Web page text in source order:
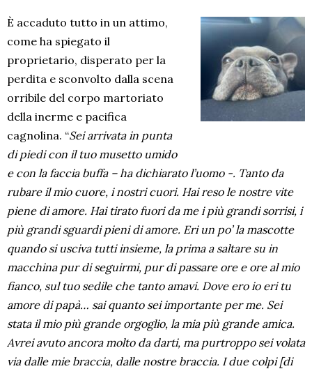
È accaduto tutto in un attimo,
come ha spiegato il
proprietario, disperato per la
perdita e sconvolto dalla scena
orribile del corpo martoriato
della inerme e pacifica
cagnolina. “Sei arrivata in punta
di piedi con il tuo musetto umido
e con la faccia buffa – ha dichiarato l’uomo -. Tanto da
rubare il mio cuore, i nostri cuori. Hai reso le nostre vite
piene di amore. Hai tirato fuori da me i più grandi sorrisi, i
più grandi sguardi pieni di amore. Eri un po’ la mascotte
quando si usciva tutti insieme, la prima a saltare su in
macchina pur di seguirmi, pur di passare ore e ore al mio
fianco, sul tuo sedile che tanto amavi. Dove ero io eri tu
amore di papà… sai quanto sei importante per me. Sei
stata il mio più grande orgoglio, la mia più grande amica.
Avrei avuto ancora molto da darti, ma purtroppo sei volata
via dalle mie braccia, dalle nostre braccia. I due colpi [di